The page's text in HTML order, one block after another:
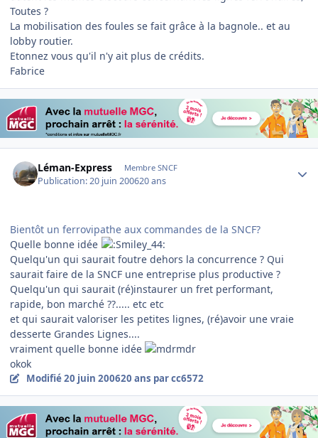
Toutes ?
La mobilisation des foules se fait grâce à la bagnole.. et au
lobby routier.
Etonnez vous qu'il n'y ait plus de crédits.
Fabrice
Léman-Express Membre SNCF
Publication:20 juin 200620 ans
Bientôt un ferrovipathe aux commandes de la SNCF?
Quelle bonne idée
Quelqu'un qui saurait foutre dehors la concurrence ? Qui
saurait faire de la SNCF une entreprise plus productive ?
Quelqu'un qui saurait (ré)instaurer un fret performant,
rapide, bon marché ??..... etc etc
et qui saurait valoriser les petites lignes, (ré)avoir une vraie
desserte Grandes Lignes....
vraiment quelle bonne idée
okok
Modifié20 juin 200620 ans par cc6572